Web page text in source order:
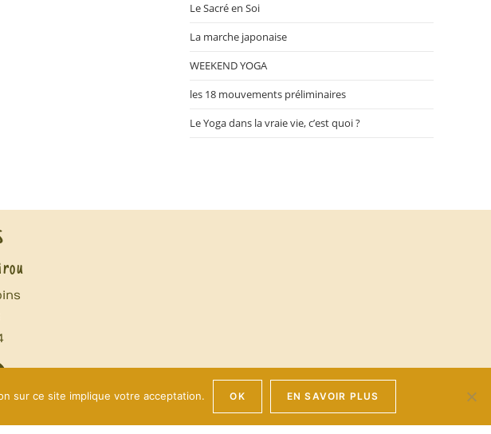
Le Sacré en Soi
La marche japonaise
WEEKEND YOGA
les 18 mouvements préliminaires
Le Yoga dans la vraie vie, c’est quoi ?
sur ce site implique votre acceptation. OK EN SAVOIR PLUS